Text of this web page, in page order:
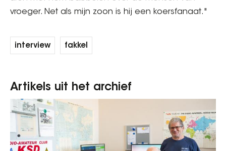
vroeger. Net als mijn zoon is hij een koersfanaat."
interview fakkel
Artikels uit het archief